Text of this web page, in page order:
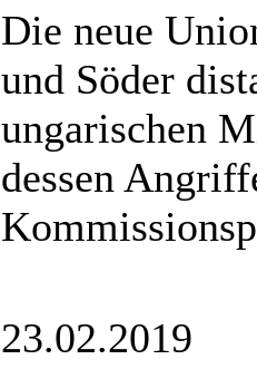
Die neue
und Söder
ungarischen
dessen
23.02.2019